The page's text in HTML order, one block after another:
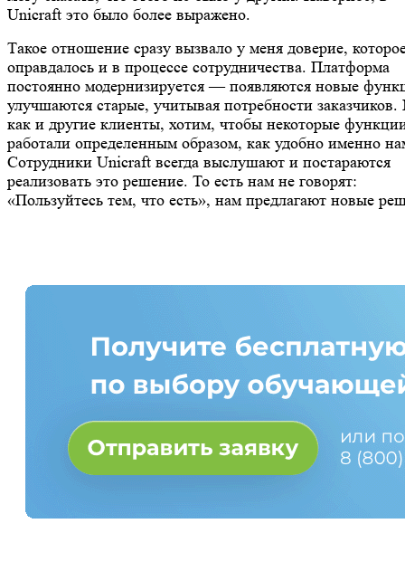
Unicraft это было более выражено.
Такое отношение сразу вызвало у меня доверие,
оправдалось и в процессе сотрудничества. Платформа
постоянно модернизируется — появляются новые
улучшаются старые, учитывая потребности
как и другие клиенты, хотим, чтобы некоторые
работали определенным образом, как удобно именно
Сотрудники Unicraft всегда выслушают и постараются
реализовать это решение. То есть нам не говорят:
«Пользуйтесь тем, что есть», нам предлагают новые